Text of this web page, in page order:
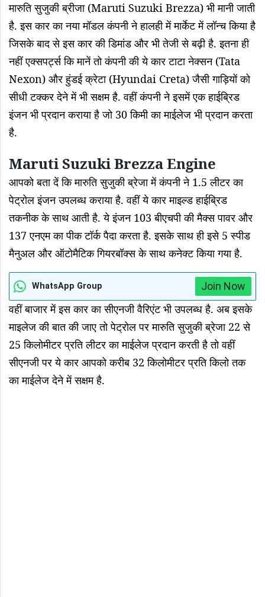
मारुति सुजुकी ब्रीजा (Maruti Suzuki Brezza) भी मानी जाती
है. इस कार का नया मॉडल कंपनी ने हालही में मार्केट में लॉन्च किया है
जिसके बाद से इस कार की डिमांड और भी तेजी से बढ़ी है. इतना ही
नहीं एक्सपर्ट्स कि मानें तो कंपनी की ये कार टाटा नेक्सन (Tata
Nexon) और हुंडई क्रेटा (Hyundai Creta) जैसी गाड़ियों को
सीधी टक्कर देने में भी सक्षम है. वहीं कंपनी ने इसमें एक हाईब्रिड
इंजन भी प्रदान कराया है जो 30 किमी का माईलेज भी प्रदान करता
है.
Maruti Suzuki Brezza Engine
आपको बता दें कि मारुति सुजुकी ब्रेजा में कंपनी ने 1.5 लीटर का
पेट्रोल इंजन उपलब्ध कराया है. वहीं ये कार माइल्ड हाईब्रिड
तकनीक के साथ आती है. ये इंजन 103 बीएचपी की मैक्स पावर और
137 एनएम का पीक टॉर्क पैदा करता है. इसके साथ ही इसे 5 स्पीड
मैनुअल और ऑटोमैटिक गियरबॉक्स के साथ कनेक्ट किया गया है.
WhatsApp Group Join Now
वहीं बाजार में इस कार का सीएनजी वैरिएंट भी उपलब्ध है. अब इसके
माइलेज की बात की जाए तो पेट्रोल पर मारुति सुजुकी ब्रेजा 22 से
25 किलोमीटर प्रति लीटर का माईलेज प्रदान करती है तो वहीं
सीएनजी पर ये कार आपको करीब 32 किलोमीटर प्रति किलो तक
का माईलेज देने में सक्षम है.